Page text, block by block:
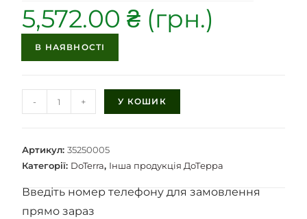
5,572.00₴
В НАЯВНОСТІ
- + У КОШИК
Артикул:35250005
Категорії: DoTerra, Інша продукція ДоТерра
Введіть номер телефону для замовлення
прямо зараз